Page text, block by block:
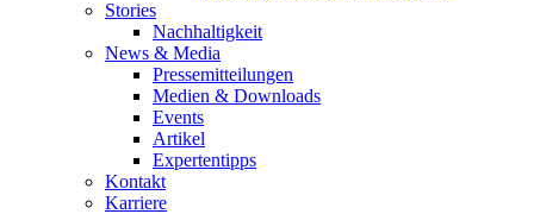
Stories
Nachhaltigkeit
News & Media
Pressemitteilungen
Medien & Downloads
Events
Artikel
Expertentipps
Kontakt
Karriere